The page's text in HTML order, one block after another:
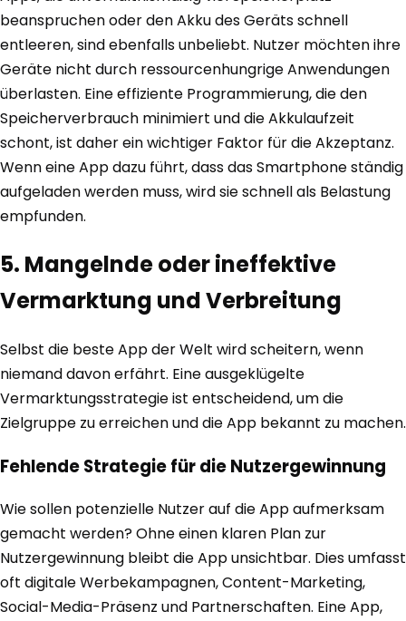
beanspruchen oder den Akku des Geräts schnell
entleeren, sind ebenfalls unbeliebt. Nutzer möchten ihre
Geräte nicht durch ressourcenhungrige Anwendungen
überlasten. Eine effiziente Programmierung, die den
Speicherverbrauch minimiert und die Akkulaufzeit
schont, ist daher ein wichtiger Faktor für die Akzeptanz.
Wenn eine App dazu führt, dass das Smartphone ständig
aufgeladen werden muss, wird sie schnell als Belastung
empfunden.
5. Mangelnde oder ineffektive
Vermarktung und Verbreitung
Selbst die beste App der Welt wird scheitern, wenn
niemand davon erfährt. Eine ausgeklügelte
Vermarktungsstrategie ist entscheidend, um die
Zielgruppe zu erreichen und die App bekannt zu machen.
Fehlende Strategie für die Nutzergewinnung
Wie sollen potenzielle Nutzer auf die App aufmerksam
gemacht werden? Ohne einen klaren Plan zur
Nutzergewinnung bleibt die App unsichtbar. Dies umfasst
oft digitale Werbekampagnen, Content-Marketing,
Social-Media-Präsenz und Partnerschaften. Eine App,